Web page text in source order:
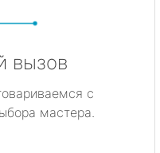
вызов
с
мастера.